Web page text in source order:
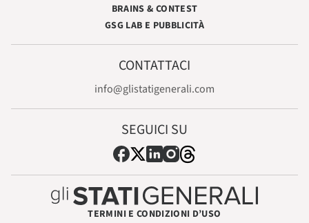
BRAINS & CONTEST
GSG LAB E PUBBLICITÀ
CONTATTACI
info@glistatigenerali.com
SEGUICI SU
TERMINI E CONDIZIONI D’USO